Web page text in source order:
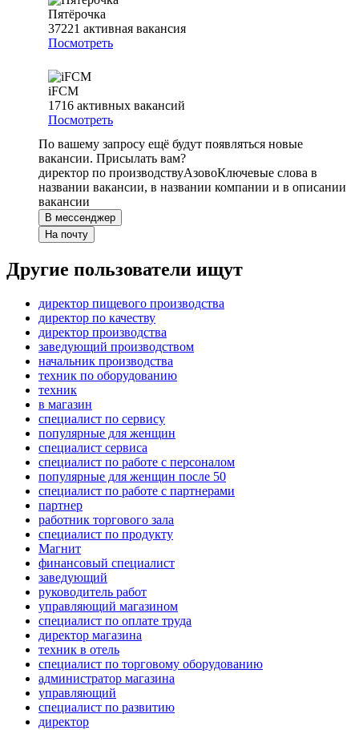
Пятёрочка
37221 активная вакансия
Посмотреть
iFCM
1716 активных вакансий
Посмотреть
По вашему запросу ещё будут появляться новые
вакансии. Присылать вам?
директор по производствуАзовоКлючевые слова в
названии вакансии, в названии компании и в описании
вакансии
В мессенджер
На почту
Другие пользователи ищут
директор пищевого производства
директор по качеству
директор производства
заведующий производством
начальник производства
техник по оборудованию
техник
в магазин
специалист по сервису
популярные для женщин
специалист сервиса
специалист по работе с персоналом
популярные для женщин после 50
специалист по работе с партнерами
партнер
работник торгового зала
специалист по продукту
Магнит
финансовый специалист
заведующий
руководитель работ
управляющий магазином
специалист по оплате труда
директор магазина
техник в отель
специалист по торговому оборудованию
администратор магазина
управляющий
специалист по развитию
директор